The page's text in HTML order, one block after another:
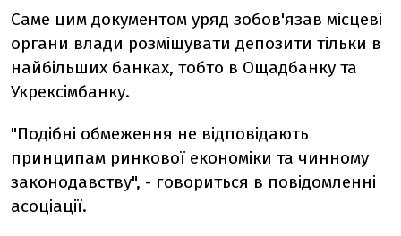
Саме цим документом уряд зобов'язав місцеві
органи влади розміщувати депозити тільки в
найбільших банках, тобто в Ощадбанку та
Укрексімбанку.
"Подібні обмеження не відповідають
принципам ринкової економіки та чинному
законодавству", - говориться в повідомленні
асоціації.